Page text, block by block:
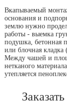
Вкапываемый
основания и
землю нужно
работы - выемка
подушка, бетонная
или блочная кладка
Между чашей и
нетканого
утепляется